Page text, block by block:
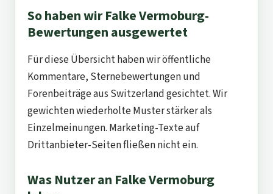
So haben wir Falke Vermoburg-
Bewertungen ausgewertet
Für diese Übersicht haben wir öffentliche
Kommentare, Sternebewertungen und
Forenbeiträge aus Switzerland gesichtet. Wir
gewichten wiederholte Muster stärker als
Einzelmeinungen. Marketing-Texte auf
Drittanbieter-Seiten fließen nicht ein.
Was Nutzer an Falke Vermoburg